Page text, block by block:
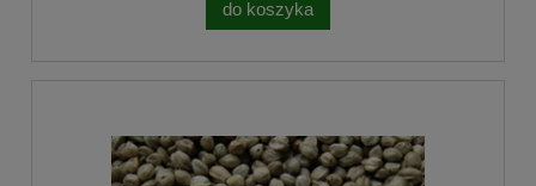
do koszyka